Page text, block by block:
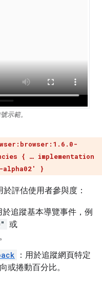
示範。
{ … implementation
alpha02' }
評估使用者參與度：
於追蹤基本導覽事件，例
或
。
：用於追蹤網頁特定
或捲動百分比。